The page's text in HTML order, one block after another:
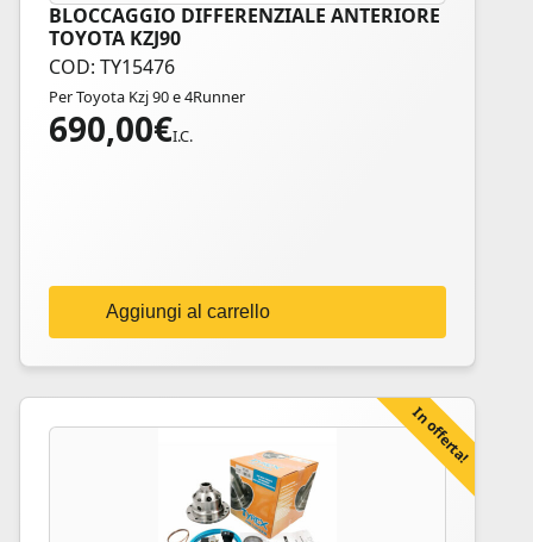
BLOCCAGGIO DIFFERENZIALE ANTERIORE
TOYOTA KZJ90
COD: TY15476
Per Toyota Kzj 90 e 4Runner
690,00€I.C.
Aggiungi al carrello
In offerta!